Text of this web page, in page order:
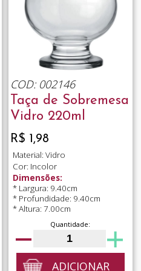
COD: 002146
Taça de Sobremesa
Vidro 220ml
R$ 1,98
Material: Vidro
Cor: Incolor
Dimensões:
* Largura: 9.40cm
* Profundidade: 9.40cm
* Altura: 7.00cm
Quantidade:
ADICIONAR